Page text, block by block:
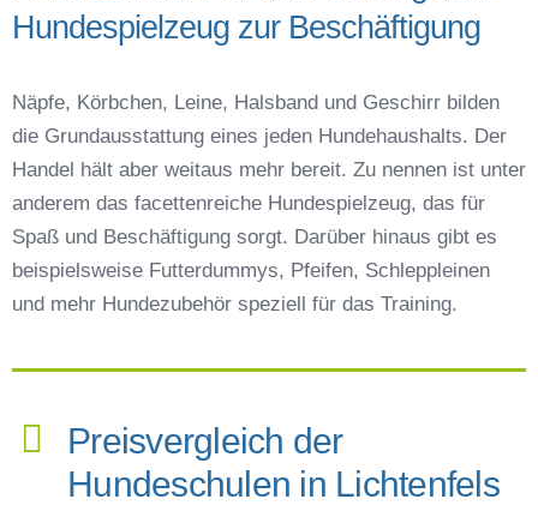
Hundespielzeug zur Beschäftigung
Näpfe, Körbchen, Leine, Halsband und Geschirr bilden
die Grundausstattung eines jeden Hundehaushalts. Der
Handel hält aber weitaus mehr bereit. Zu nennen ist unter
anderem das facettenreiche Hundespielzeug, das für
Spaß und Beschäftigung sorgt. Darüber hinaus gibt es
beispielsweise Futterdummys, Pfeifen, Schleppleinen
und mehr Hundezubehör speziell für das Training.
Preisvergleich der
Hundeschulen in Lichtenfels